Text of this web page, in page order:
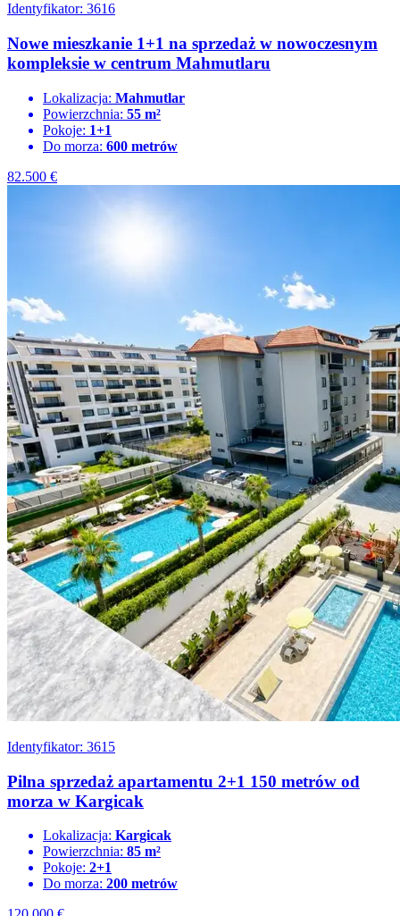
Identyfikator: 3616
Nowe mieszkanie 1+1 na sprzedaż w nowoczesnym
kompleksie w centrum Mahmutlaru
Lokalizacja: Mahmutlar
Powierzchnia: 55 m²
Pokoje: 1+1
Do morza: 600 metrów
82.500 €
Identyfikator: 3615
Pilna sprzedaż apartamentu 2+1 150 metrów od
morza w Kargicak
Lokalizacja: Kargicak
Powierzchnia: 85 m²
Pokoje: 2+1
Do morza: 200 metrów